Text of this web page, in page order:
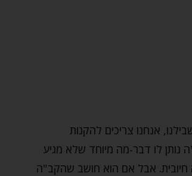
אנחנו צריכים להקנות
נותן לו דבר-מה מיוחד שלא מגיע
חיובית. אבל אם הוא חושב שהקב"ה